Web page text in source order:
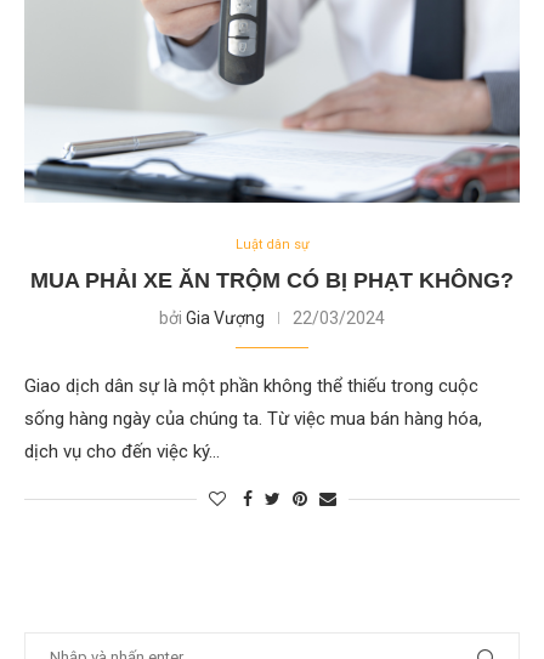
Luật dân sự
MUA PHẢI XE ĂN TRỘM CÓ BỊ PHẠT KHÔNG?
bởi Gia Vượng 22/03/2024
Giao dịch dân sự là một phần không thể thiếu trong cuộc
sống hàng ngày của chúng ta. Từ việc mua bán hàng hóa,
dịch vụ cho đến việc ký…